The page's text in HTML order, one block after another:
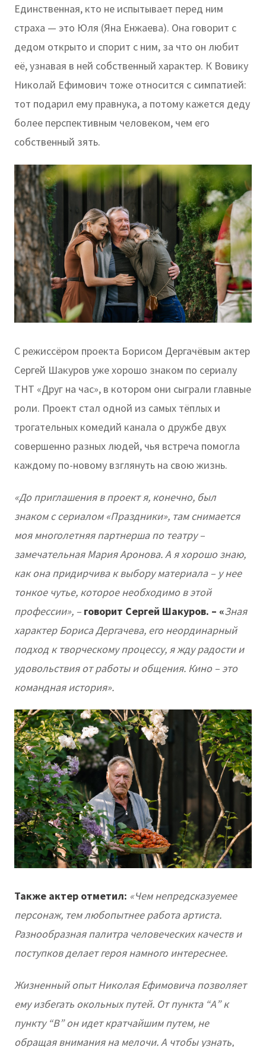
Единственная, кто не испытывает перед ним
страха — это Юля (Яна Енжаева). Она говорит с
дедом открыто и спорит с ним, за что он любит
её, узнавая в ней собственный характер. К Вовику
Николай Ефимович тоже относится с симпатией:
тот подарил ему правнука, а потому кажется деду
более перспективным человеком, чем его
собственный зять.
С режиссёром проекта Борисом Дергачёвым актер
Сергей Шакуров уже хорошо знаком по сериалу
ТНТ «Друг на час», в котором они сыграли главные
роли. Проект стал одной из самых тёплых и
трогательных комедий канала о дружбе двух
совершенно разных людей, чья встреча помогла
каждому по-новому взглянуть на свою жизнь.
«До приглашения в проект я, конечно, был
знаком с сериалом «Праздники», там снимается
моя многолетняя партнерша по театру –
замечательная Мария Аронова. А я хорошо знаю,
как она придирчива к выбору материала – у нее
тонкое чутье, которое необходимо в этой
профессии», – говорит Сергей Шакуров. – «Зная
характер Бориса Дергачева, его неординарный
подход к творческому процессу, я жду радости и
удовольствия от работы и общения. Кино – это
командная история».
Также актер отметил: «Чем непредсказуемее
персонаж, тем любопытнее работа артиста.
Разнообразная палитра человеческих качеств и
поступков делает героя намного интереснее.
Жизненный опыт Николая Ефимовича позволяет
ему избегать окольных путей. От пункта “А” к
пункту “В” он идет кратчайшим путем, не
обращая внимания на мелочи. А чтобы узнать,